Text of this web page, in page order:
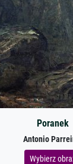
Poranek
Antonio
Wybierz